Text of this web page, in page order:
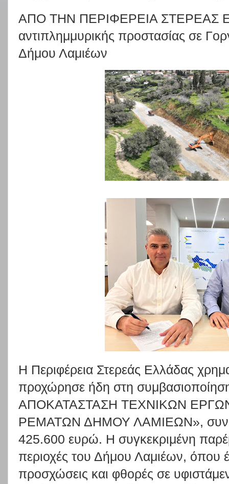
ΑΠΟ ΤΗΝ ΠΕΡΙΦΕΡΕΙΑ ΣΤΕΡΕΑΣ
αντιπλημμυρικής προστασίας σε
Δήμου Λαμιέων
Η Περιφέρεια Στερεάς Ελλάδας
προχώρησε ήδη στη
ΑΠΟΚΑΤΑΣΤΑΣΗ ΤΕΧΝΙΚΩΝ
ΡΕΜΑΤΩΝ ΔΗΜΟΥ ΛΑΜΙΕΩΝ»,
425.600 ευρώ. Η συγκεκριμένη
περιοχές του Δήμου Λαμιέων, όπου
προσχώσεις και φθορές σε